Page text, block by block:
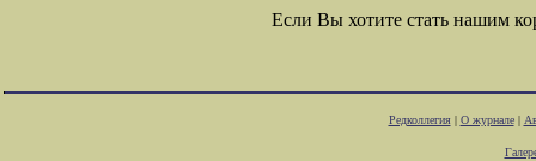
Если Вы хотите стать нашим
Редколлегия| О журнале|